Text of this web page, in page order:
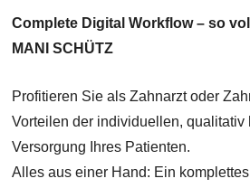
Complete Digital Workflow – so
MANI SCHÜTZ
Profitieren Sie als Zahnarzt oder
Vorteilen der individuellen, qualitativ
Versorgung Ihres Patienten.
Alles aus einer Hand: Ein